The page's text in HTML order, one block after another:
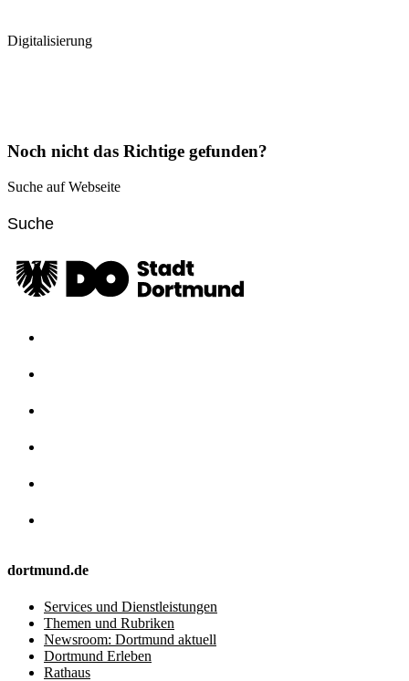
Digitalisierung
Noch nicht das Richtige gefunden?
Suche auf Webseite
dortmund.de
Services und Dienstleistungen
Themen und Rubriken
Newsroom: Dortmund aktuell
Dortmund Erleben
Rathaus